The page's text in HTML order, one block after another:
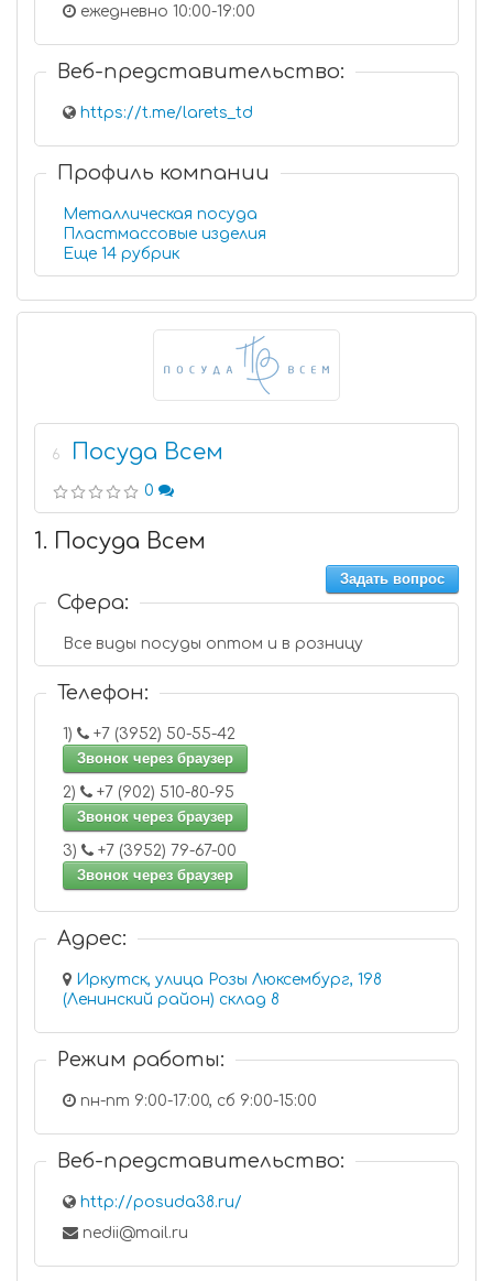
ежедневно 10:00-19:00
Веб-представительство:
https://t.me/larets_td
Профиль компании
Металлическая посуда
Пластмассовые изделия
Еще 14 рубрик
6 Посуда Всем
0
1. Посуда Всем
Задать вопрос
Сфера:
Все виды посуды оптом и в розницу
Телефон:
1)
+7 (3952) 50-55-42
Звонок через браузер
2)
+7 (902) 510-80-95
Звонок через браузер
3)
+7 (3952) 79-67-00
Звонок через браузер
Адрес:
Иркутск, улица Розы Люксембург, 198
(Ленинский район) склад 8
Режим работы:
пн-пт 9:00-17:00, сб 9:00-15:00
Веб-представительство:
http://posuda38.ru/
nedii@mail.ru